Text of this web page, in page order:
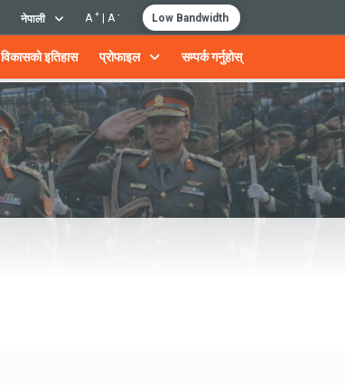
नेपाली A + | A - Low Bandwidth
विकासको इतिहास प्रोफाइल सम्पर्क गर्नुहोस्